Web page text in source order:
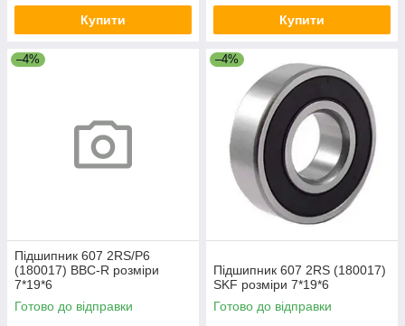
Купити Купити
–4%
Підшипник 607 2RS/P6
(180017) BBC-R розміри
7*19*6
Готово до відправки
–4%
Підшипник 607 2RS (180017)
SKF розміри 7*19*6
Готово до відправки